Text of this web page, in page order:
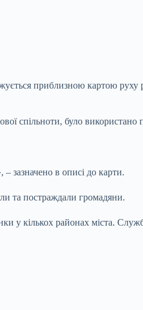
приблизною картою руху
спільноти, було
зазначено в описі до карти.
та постраждали громадяни.
у кількох районах міста.